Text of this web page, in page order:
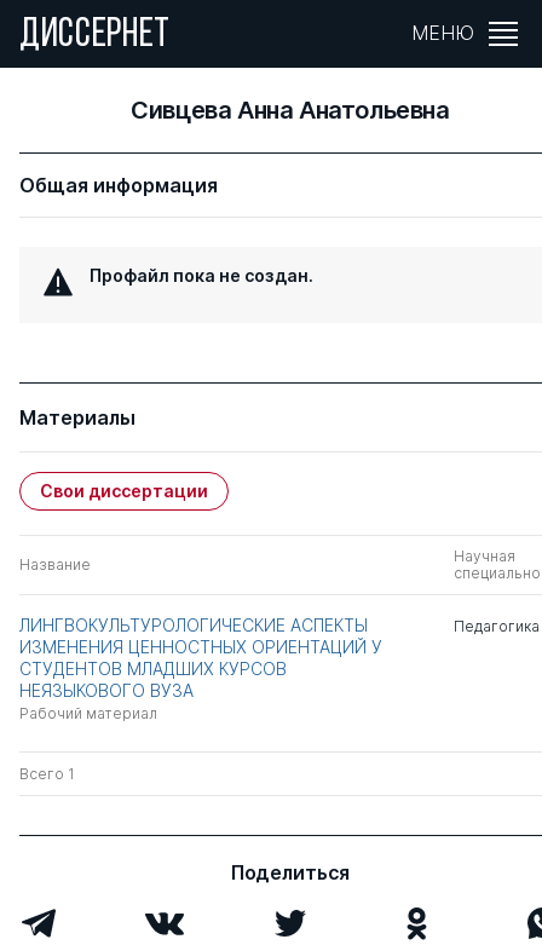
ДИССЕРНЕТ МЕНЮ
Сивцева Анна Анатольевна
Общая информация
Профайл пока не создан.
Материалы
Свои диссертации
Название
Научная
ЛИНГВОКУЛЬТУРОЛОГИЧЕСКИЕ АСПЕКТЫ
ИЗМЕНЕНИЯ ЦЕННОСТНЫХ ОРИЕНТАЦИЙ У
СТУДЕНТОВ МЛАДШИХ КУРСОВ
НЕЯЗЫКОВОГО ВУЗА
Рабочий материал
Педагогика
Всего 1
Поделиться